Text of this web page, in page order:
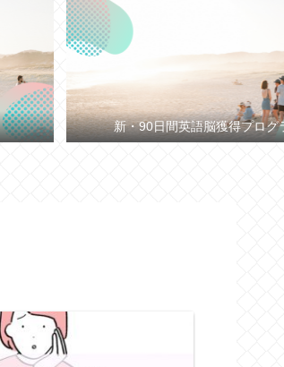
新・90日間英語脳獲得プログ